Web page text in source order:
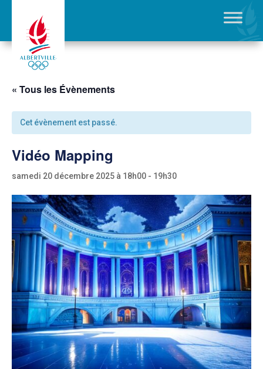
« Tous les Évènements
Cet évènement est passé.
Vidéo Mapping
samedi 20 décembre 2025 à 18h00 - 19h30